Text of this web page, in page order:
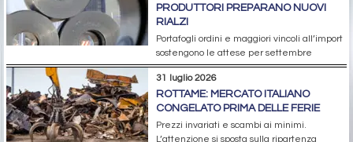
PRODUTTORI PREPARANO NUOVI
RIALZI
Portafogli ordini e maggiori vincoli all’import
sostengono le attese per settembre
31 luglio 2026
ROTTAME: MERCATO ITALIANO
CONGELATO PRIMA DELLE FERIE
Prezzi invariati e scambi ai minimi.
L’attenzione si sposta sulla ripartenza